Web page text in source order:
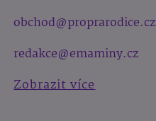
obchod@proprarodice.cz
redakce@emaminy.cz
Zobrazit více